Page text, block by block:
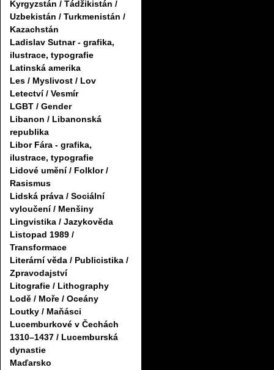
Kyrgyzstán / Tádžikistán /
Uzbekistán / Turkmenistán /
Kazachstán
Ladislav Sutnar - grafika,
ilustrace, typografie
Latinská amerika
Les / Myslivost / Lov
Letectví / Vesmír
LGBT / Gender
Libanon / Libanonská
republika
Libor Fára - grafika,
ilustrace, typografie
Lidové umění / Folklor /
Rasismus
Lidská práva / Sociální
vyloučení / Menšiny
Lingvistika / Jazykověda
Listopad 1989 /
Transformace
Literární věda / Publicistika /
Zpravodajství
Litografie / Lithography
Lodě / Moře / Oceány
Loutky / Maňásci
Lucemburkové v Čechách
1310–1437 / Lucemburská
dynastie
Maďarsko